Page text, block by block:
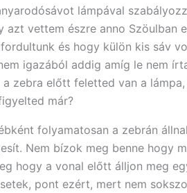
lámpával
azt vettem észre anno Szöulban
és hogy külön kis sáv
igazából addig amíg le nem
a zebra előtt feletted van a
már?
folyamatosan a zebrán
Nem bízok meg benne hogy
hogy a vonal előtt álljon meg
pont ezért, mert nem